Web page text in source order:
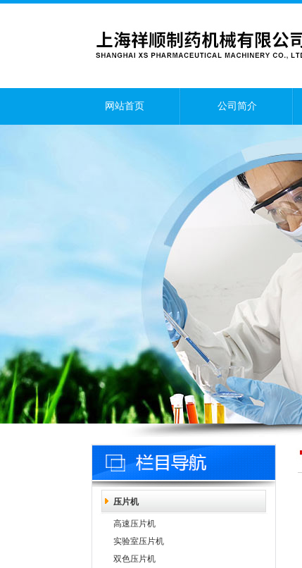
网站首页 公司简介
压片机
高速压片机
实验室压片机
双色压片机